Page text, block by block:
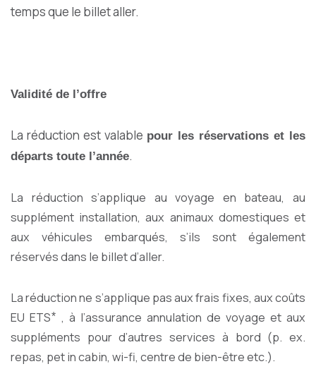
temps que le billet aller.
Validité de l’offre
La réduction est valable pour les réservations et les
départs toute l’année.
La réduction s’applique au voyage en bateau, au
supplément installation, aux animaux domestiques et
aux véhicules embarqués, s’ils sont également
réservés dans le billet d’aller.
La réduction ne s’applique pas aux frais fixes, aux coûts
EU ETS ⃰ , à l’assurance annulation de voyage et aux
suppléments pour d’autres services à bord (p. ex.
repas, pet in cabin, wi-fi, centre de bien-être etc.).